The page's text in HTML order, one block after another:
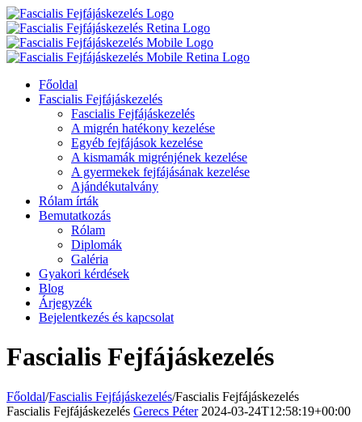
Főoldal
Fascialis Fejfájáskezelés
Fascialis Fejfájáskezelés
A migrén hatékony kezelése
Egyéb fejfájások kezelése
A kismamák migrénjének kezelése
A gyermekek fejfájásának kezelése
Ajándékutalvány
Rólam írták
Bemutatkozás
Rólam
Diplomák
Galéria
Gyakori kérdések
Blog
Árjegyzék
Bejelentkezés és kapcsolat
Fascialis Fejfájáskezelés
Főoldal/Fascialis Fejfájáskezelés/Fascialis Fejfájáskezelés
Fascialis Fejfájáskezelés Gerecs Péter 2024-03-24T12:58:19+00:00